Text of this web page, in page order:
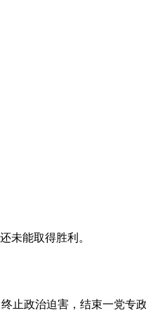
未能取得胜利。
政治迫害，结束一党专